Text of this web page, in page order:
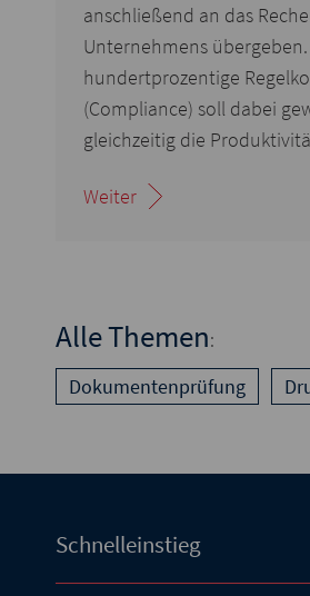
anschließend an das
Unternehmens übergeben.
hundertprozentige
(Compliance) soll dabei
gleichzeitig die
Weiter
Alle Themen:
Dokumentenprüfung
Schnelleinstieg